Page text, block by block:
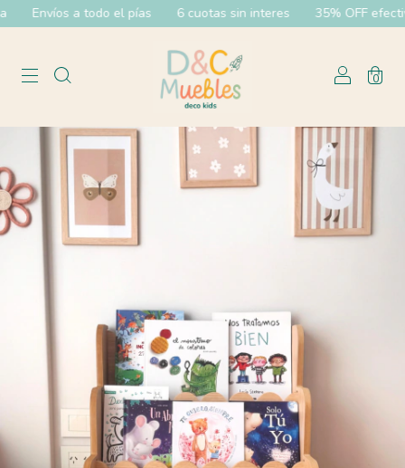
Envíos a todo el pías 6 cuotas sin interes 35% OFF
0